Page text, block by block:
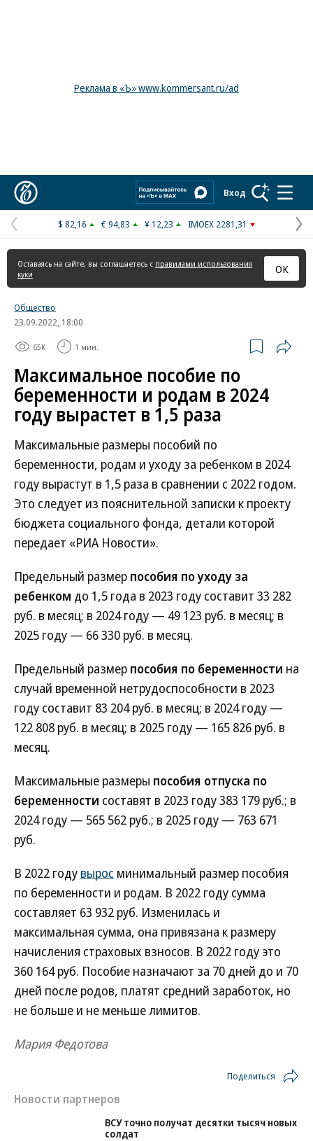
Реклама в «Ъ» www.kommersant.ru/ad
Вход
Предыдущая
страница
$ 82,16 € 94,83 ¥ 12,23 IMOEX 2281,31
Оставаясь на сайте, вы соглашаетесь с правилами использования
куки
ОК
Общество
23.09.2022, 18:00
65K 1 мин.
Максимальное пособие по
беременности и родам в 2024
году вырастет в 1,5 раза
Максимальные размеры пособий по
беременности, родам и уходу за ребенком в 2024
году вырастут в 1,5 раза в сравнении с 2022 годом.
Это следует из пояснительной записки к проекту
бюджета социального фонда, детали которой
передает «РИА Новости».
Предельный размер пособия по уходу за
ребенком до 1,5 года в 2023 году составит 33 282
руб. в месяц; в 2024 году — 49 123 руб. в месяц; в
2025 году — 66 330 руб. в месяц.
Предельный размер пособия по беременности на
случай временной нетрудоспособности в 2023
году составит 83 204 руб. в месяц; в 2024 году —
122 808 руб. в месяц; в 2025 году — 165 826 руб. в
месяц.
Максимальные размеры пособия отпуска по
беременности составят в 2023 году 383 179 руб.; в
2024 году — 565 562 руб.; в 2025 году — 763 671
руб.
В 2022 году вырос минимальный размер пособия
по беременности и родам. В 2022 году сумма
составляет 63 932 руб. Изменилась и
максимальная сумма, она привязана к размеру
начисления страховых взносов. В 2022 году это
360 164 руб. Пособие назначают за 70 дней до и 70
дней после родов, платят средний заработок, но
не больше и не меньше лимитов.
Мария Федотова
Поделиться
Новости партнеров
ВСУ точно получат десятки тысяч новых
солдат